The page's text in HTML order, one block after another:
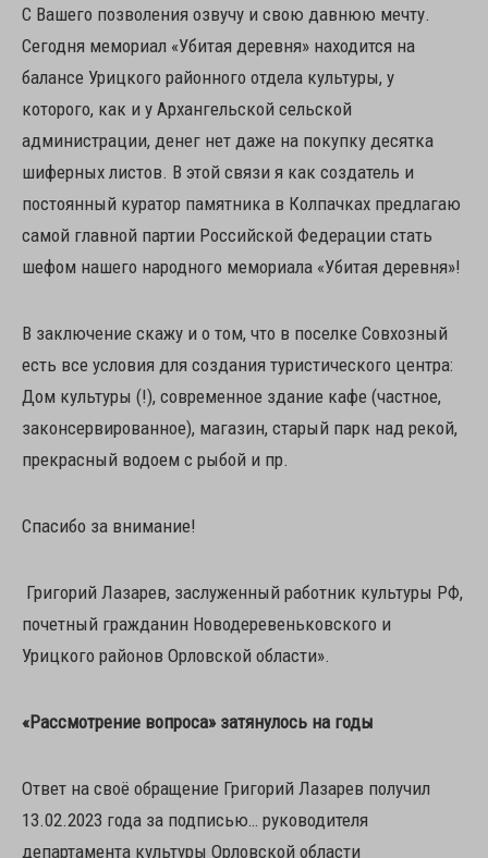
С Вашего позволения озвучу и свою давнюю мечту.
Сегодня мемориал «Убитая деревня» находится на
балансе Урицкого районного отдела культуры, у
которого, как и у Архангельской сельской
администрации, денег нет даже на покупку десятка
шиферных листов. В этой связи я как создатель и
постоянный куратор памятника в Колпачках предлагаю
самой главной партии Российской Федерации стать
шефом нашего народного мемориала «Убитая деревня»!
В заключение скажу и о том, что в поселке Совхозный
есть все условия для создания туристического центра:
Дом культуры (!), современное здание кафе (частное,
законсервированное), магазин, старый парк над рекой,
прекрасный водоем с рыбой и пр.
Спасибо за внимание!
Григорий Лазарев, заслуженный работник культуры РФ,
почетный гражданин Новодеревеньковского и
Урицкого районов Орловской области».
«Рассмотрение вопроса» затянулось на годы
Ответ на своё обращение Григорий Лазарев получил
13.02.2023 года за подписью… руководителя
департамента культуры Орловской области